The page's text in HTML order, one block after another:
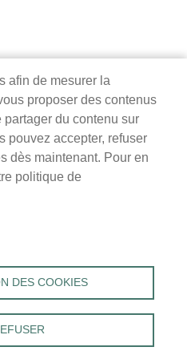
afin de mesurer la
proposer des contenus
du contenu sur
pouvez accepter, refuser
dès maintenant. Pour en
politique de
DES COOKIES